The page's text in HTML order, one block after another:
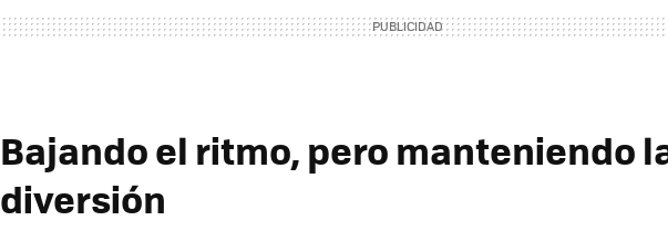
Bajando el ritmo, pero manteniendo
diversión